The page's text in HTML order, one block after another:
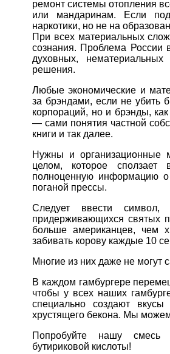
ремонт системы отопления
или мандаринам. Если
наркотики, но не на
При всех материальных
сознания. Проблема России
духовных,
решения.
Любые экономические и
за брэндами, если не убить
корпораций, но и брэнды,
— сами понятия частной
книги и так далее.
Нужны и организационные
целом, которое
полноценную информацию
поганой прессы.
Следует ввести
придерживающихся святых
больше американцев, чем
забивать корову каждые 10
Многие из них даже не могут
В каждом гамбургере
чтобы у всех наших
специально создают
хрустящего бекона. Мы можем
Попробуйте нашу смесь
бутириковой кислоты!